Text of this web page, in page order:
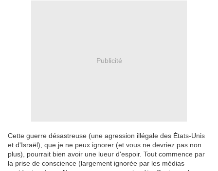
Publicité
Cette guerre désastreuse (une agression illégale des États-Unis
et d'Israël), que je ne peux ignorer (et vous ne devriez pas non
plus), pourrait bien avoir une lueur d'espoir. Tout commence par
la prise de conscience (largement ignorée par les médias